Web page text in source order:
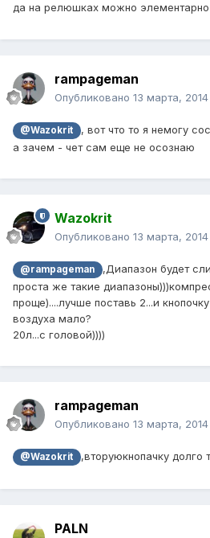
да на релюшках можно элементарно
rampageman
Опубликовано 13 марта, 2014
@Wazokrit
, вот что то я немогу
а зачем - чет сам еще не осознаю
Wazokrit
Опубликовано 13 марта, 2014
@rampageman
,Диапазон будет
проста же такие
проще)....лучше поставь 2...и
воздуха мало?
20л...с головой))))
rampageman
Опубликовано 13 марта, 2014
@Wazokrit ,вторуюкнопачку долго
PALN